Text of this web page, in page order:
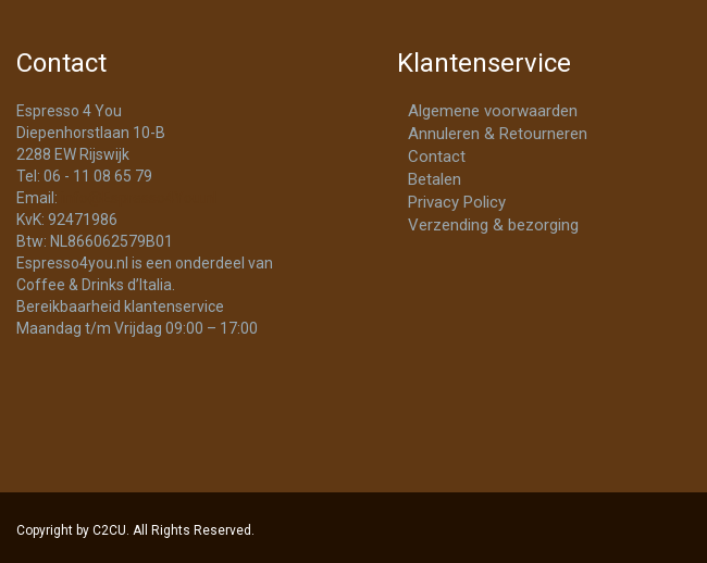
Contact
Espresso 4 You
Diepenhorstlaan 10-B
2288 EW Rijswijk
Tel: 06 - 11 08 65 79
Email:
KvK: 92471986
Btw: NL866062579B01
Espresso4you.nl is een onderdeel van
Coffee & Drinks d’Italia.
Bereikbaarheid klantenservice
Maandag t/m Vrijdag 09:00 – 17:00
Klantenservice
Algemene voorwaarden
Annuleren & Retourneren
Contact
Betalen
Privacy Policy
Verzending & bezorging
Copyright by C2CU. All Rights Reserved.